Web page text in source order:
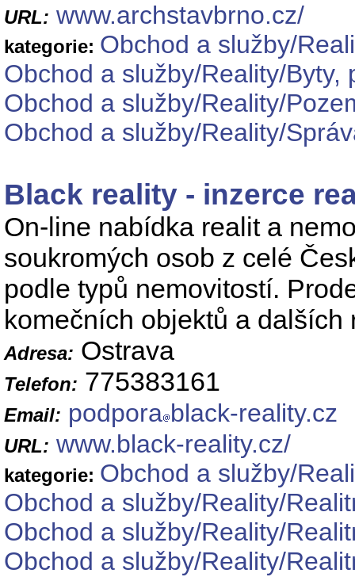
URL: www.archstavbrno.cz/
kategorie: Obchod a služby/
Obchod a služby/Reality/Byty,
Obchod a služby/Reality/
Obchod a služby/Reality/
Black reality - inzerce
On-line nabídka realit a
soukromých osob z celé
podle typů nemovitostí.
komečních objektů a dalších
Adresa: Ostrava
Telefon: 775383161
Email: podpora black-reality.cz
URL: www.black-reality.cz/
kategorie: Obchod a služby/
Obchod a služby/Reality/
Obchod a služby/Reality/
Obchod a služby/Reality/